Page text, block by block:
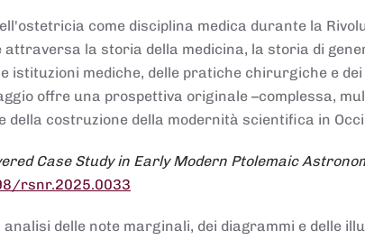
come disciplina medica durante la
la storia della medicina, la storia di
istituzioni mediche, delle pratiche chirurgiche e
offre una prospettiva originale –complessa,
costruzione della modernità scientifica in
Case Study in Early Modern Ptolemaic
rsnr.2025.0033
delle note marginali, dei diagrammi e delle